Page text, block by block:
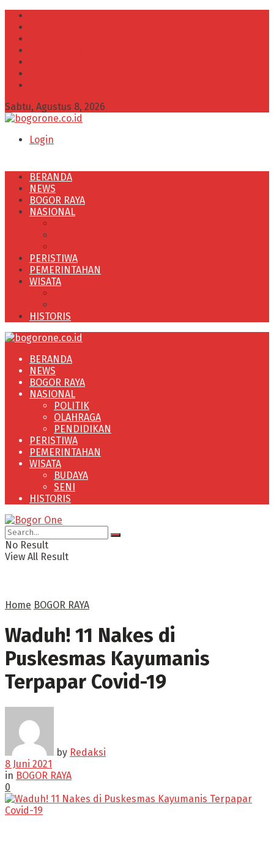
Sabtu, Agustus 8, 2026
Login
BERANDA
NEWS
BOGOR RAYA
NASIONAL
PERISTIWA
PEMERINTAHAN
WISATA
HISTORIS
BERANDA
NEWS
BOGOR RAYA
NASIONAL
POLITIK
OLAHRAGA
PENDIDIKAN
PERISTIWA
PEMERINTAHAN
WISATA
BUDAYA
SENI
HISTORIS
No Result
View All Result
Home BOGOR RAYA
Waduh! 11 Nakes di
Puskesmas Kayumanis
Terpapar Covid-19
by Redaksi
8 Juni 2021
in BOGOR RAYA
0